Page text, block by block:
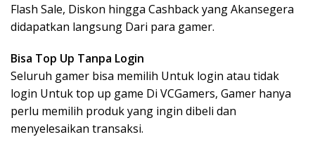
Flash Sale, Diskon hingga Cashback yang Akansegera
didapatkan langsung Dari para gamer.
Bisa Top Up Tanpa Login
Seluruh gamer bisa memilih Untuk login atau tidak
login Untuk top up game Di VCGamers, Gamer hanya
perlu memilih produk yang ingin dibeli dan
menyelesaikan transaksi.